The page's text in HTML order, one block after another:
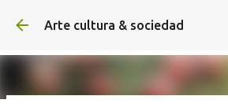
Ir al contenido principal
Arte cultura & sociedad